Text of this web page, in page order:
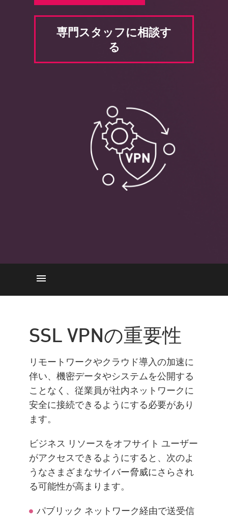
専門スタッフに相談す
る
主な特長
ステップバイステップガイド
IPsec と SSL
SASE/SSEフレームワーク
ベスト プラクティス
長所と短所
リモートアクセスVPNとCheck
Point SASE
企業情報
SSL VPNの重要性
リモートワークやクラウド導入の加速に
伴い、機密データやシステムを公開する
ことなく、従業員が社内ネットワークに
安全に接続できるようにする必要があり
ます。
ビジネス リソースをオフサイト ユーザー
がアクセスできるようにすると、次のよ
うなさまざまなサイバー脅威にさらされ
る可能性が高まります。
パブリック ネットワーク経由で送受信